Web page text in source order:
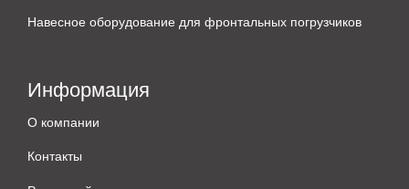
Навесное оборудование для фронтальных погрузчиков
Информация
О компании
Контакты